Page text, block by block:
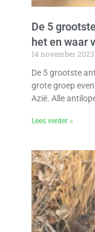
De 5
het en waar
14 november 2023
De 5 grootste
grote groep
Azië. Alle
Lees verder »